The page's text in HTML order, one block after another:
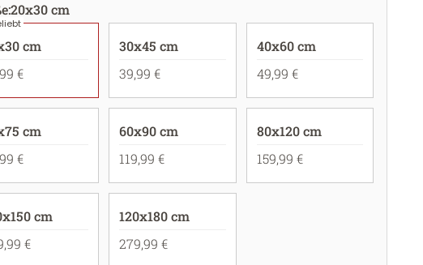
:20x30 cm
cm
€
30x45 cm
39,99 €
40x60 cm
49,99 €
cm
€
60x90 cm
119,99 €
80x120 cm
159,99 €
cm
€
120x180 cm
279,99 €